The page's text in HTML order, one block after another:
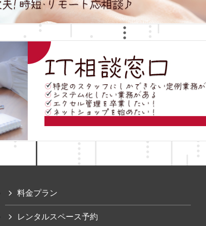
料金プラン
レンタルスペース予約